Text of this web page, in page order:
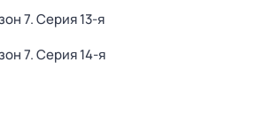
7. Серия 13-я
7. Серия 14-я